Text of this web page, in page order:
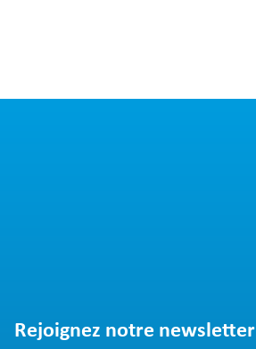
Rejoignez notre newsletter